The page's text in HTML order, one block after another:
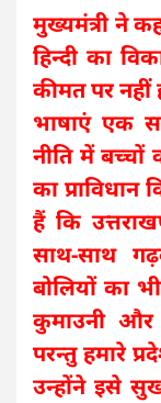
मुख्यमंत्री ने
हिन्दी का
कीमत पर नहीं
भाषाएं एक
नीति में
का
हैं कि
साथ-साथ
बोलियों का
कुमाउनी और
परन्तु हमारे
उन्होंने इसे